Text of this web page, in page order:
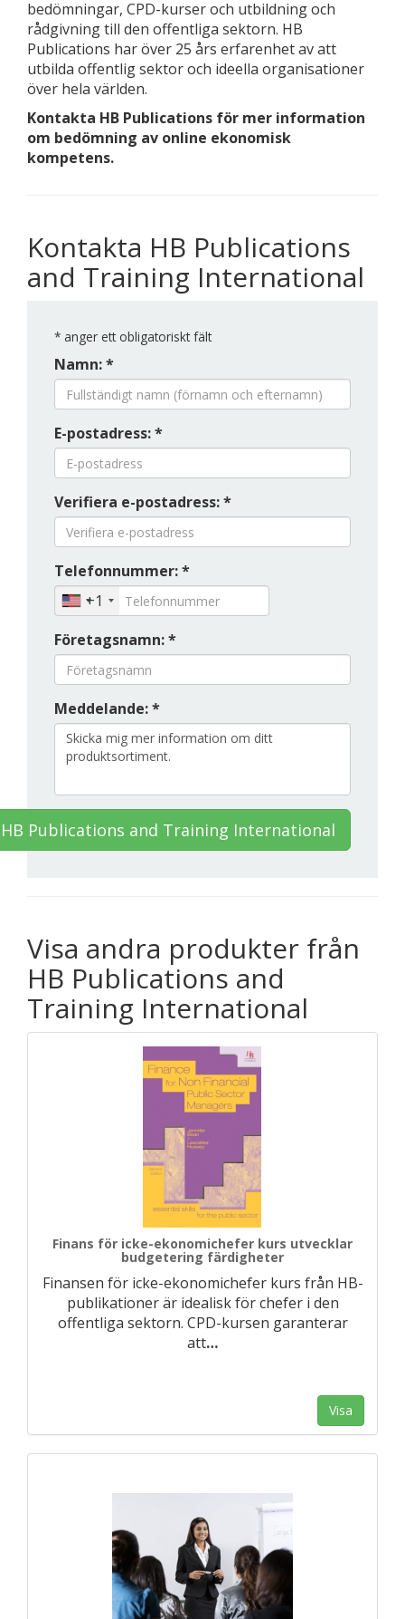
bedömningar, CPD-kurser och utbildning och
rådgivning till den offentliga sektorn. HB
Publications har över 25 års erfarenhet av att
utbilda offentlig sektor och ideella organisationer
över hela världen.
Kontakta HB Publications för mer information
om bedömning av online ekonomisk
kompetens.
Kontakta HB Publications
and Training International
* anger ett obligatoriskt fält
Namn: *
E-postadress: *
Verifiera e-postadress: *
Telefonnummer: *
+1
Företagsnamn: *
Meddelande: *
Publications and Training International
Visa andra produkter från
HB Publications and
Training International
Finans för icke-ekonomichefer kurs utvecklar
budgetering färdigheter
Finansen för icke-ekonomichefer kurs från HB-
publikationer är idealisk för chefer i den
offentliga sektorn. CPD-kursen garanterar
att…
Visa